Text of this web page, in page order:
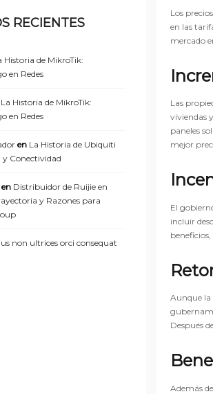
Los
en las
mercado
Las
viviendas
paneles
mejor
El
incluir
Aunque la
Después
Además
RECIENTES
Historia de MikroTik:
en Redes
La Historia de MikroTik:
en Redes
en La Historia de Ubiquiti
Conectividad
en Distribuidor de Ruijie en
y Razones para
non ultrices orci consequat